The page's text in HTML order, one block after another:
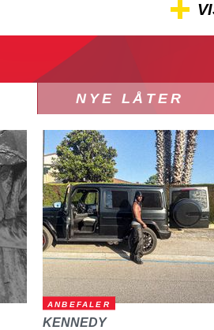
NYE LÅTER
ANBEFALER
KENNEDY